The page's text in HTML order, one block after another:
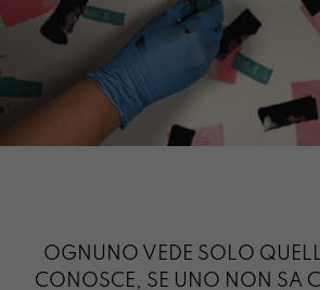
OGNUNO VEDE SOLO
CONOSCE, SE UNO NON SA